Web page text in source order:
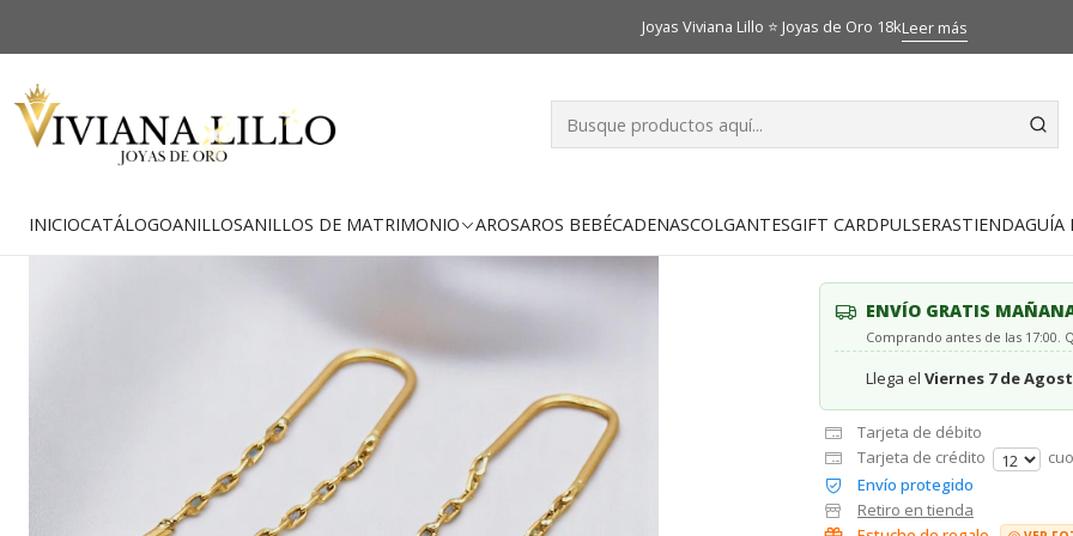
INICIOCATÁLOGOANILLOSANILLOS DE MATRIMONIO AROSAROS BEBÉCADENASCOLGANTESGIFT CARDPULSERASTIENDAGUÍA
Joyas Viviana Lillo ⭐ Joyas de Oro 18kLeer más
Catálogo Aros Aros cadena esfera 4.3 cm Oro 18k
-26% OFF
Envío Gratis
|
Aros cadena
Cantidad
ENVÍO GRATIS
Comprando antes de las 17:00.
Llega el Viernes 7 de
Tarjeta de débito
Tarjeta de crédito
Envío protegido
Retiro en tienda